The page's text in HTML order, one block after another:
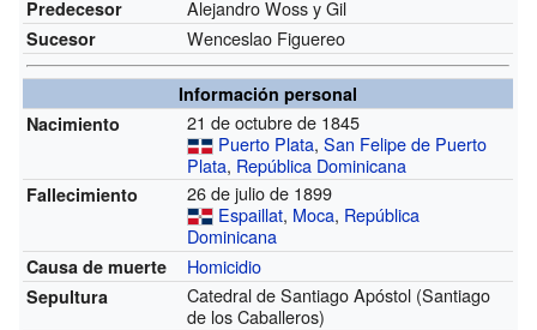
Predecesor Alejandro Woss y Gil
Sucesor Wenceslao Figuereo
Información personal
Nacimiento
21 de octubre de 1845
Puerto Plata,San Felipe de Puerto
Plata, República Dominicana
Fallecimiento
26 de julio de 1899
Espaillat, Moca, República
Dominicana
Causa de muerte Homicidio
Sepultura
Catedral de Santiago Apóstol (Santiago
de los Caballeros)